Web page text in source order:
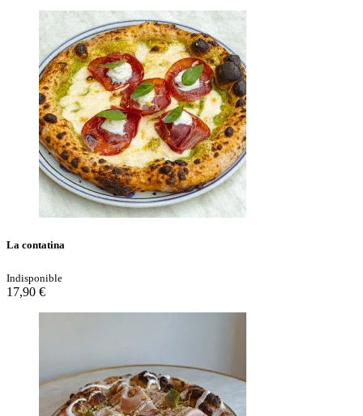
La contatina
Indisponible
17,90 €